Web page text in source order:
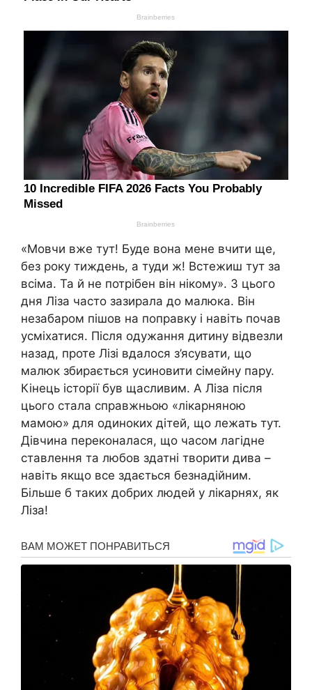
«Мовчи вже тут! Буде вона мене вчити ще,
без року тиждень, а туди ж! Встежиш тут за
всіма. Та й не потрібен він нікому». З цього
дня Ліза часто зазирала до малюка. Він
незабаром пішов на поправку і навіть почав
усміхатися. Після одужання дитину відвезли
назад, проте Лізі вдалося з’ясувати, що
малюк збирається усиновити сімейну пару.
Кінець історії був щасливим. А Ліза після
цього стала справжньою «лікарняною
мамою» для одиноких дітей, що лежать тут.
Дівчина переконалася, що часом лагідне
ставлення та любов здатні творити дива –
навіть якщо все здається безнадійним.
Більше б таких добрих людей у лікарнях, як
Ліза!